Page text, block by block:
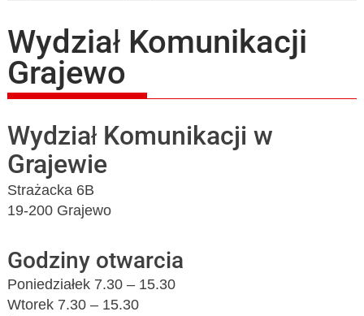
Wydział Komunikacji
Grajewo
Wydział Komunikacji w
Grajewie
Strażacka 6B
19-200 Grajewo
Godziny otwarcia
Poniedziałek 7.30 – 15.30
Wtorek 7.30 – 15.30